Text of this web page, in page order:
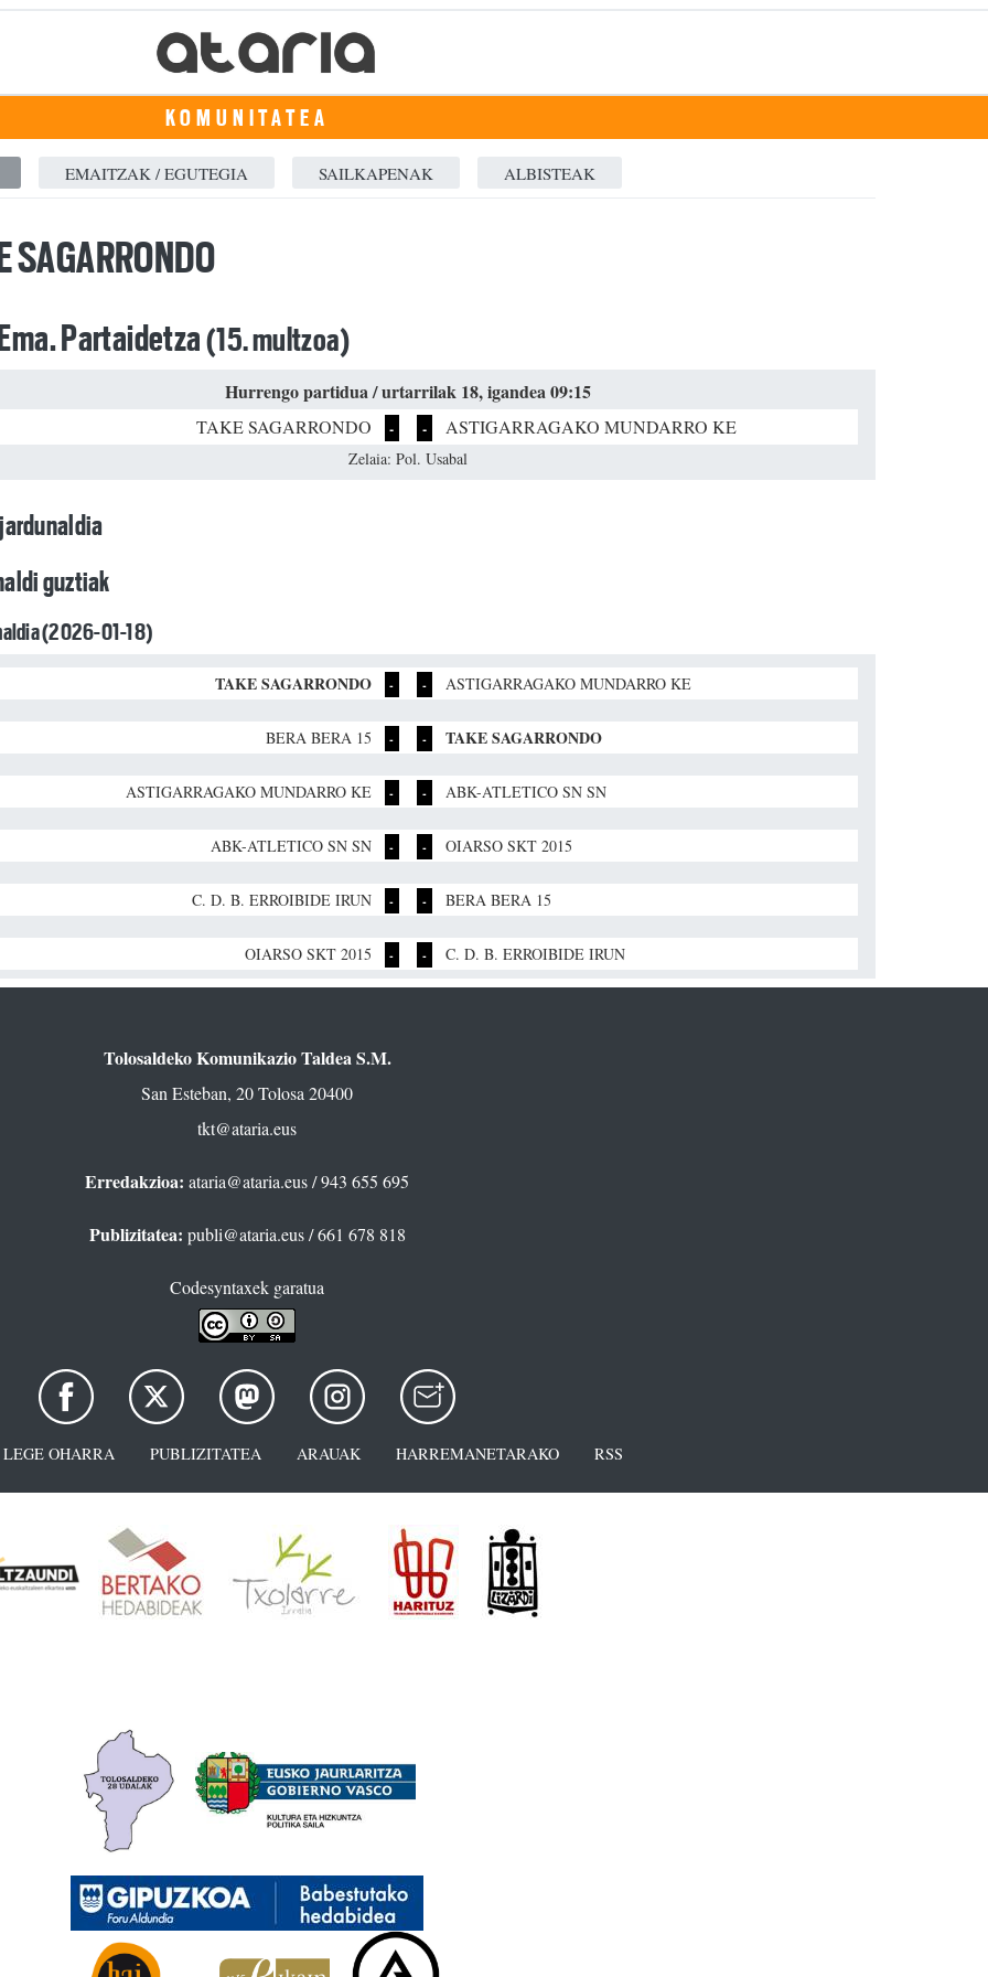
KOMUNITATEA
EMAITZAK / EGUTEGIA SAILKAPENAK ALBISTEAK
SAGARRONDO
Partaidetza(15. multzoa)
Hurrengo partidua / urtarrilak 18, igandea 09:15
TAKE SAGARRONDO - - ASTIGARRAGAKO MUNDARRO KE
Zelaia: Pol. Usabal
guztiak
(2026-01-18)
TAKE SAGARRONDO - - ASTIGARRAGAKO MUNDARRO KE
BERA BERA 15 - - TAKE SAGARRONDO
ASTIGARRAGAKO MUNDARRO KE - - ABK-ATLETICO SN SN
ABK-ATLETICO SN SN - - OIARSO SKT 2015
C. D. B. ERROIBIDE IRUN - - BERA BERA 15
OIARSO SKT 2015 - - C. D. B. ERROIBIDE IRUN
Tolosaldeko Komunikazio Taldea S.M.
San Esteban, 20 Tolosa 20400
tkt@ataria.eus
Erredakzioa: ataria@ataria.eus/ 943 655 695
Publizitatea: publi@ataria.eus/ 661 678 818
Codesyntaxek garatua
LEGE OHARRA PUBLIZITATEA ARAUAK HARREMANETARAKO RSS